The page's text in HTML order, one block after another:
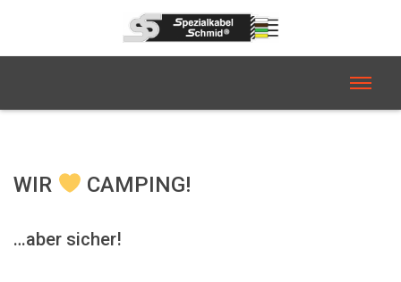
WIR CAMPING!
…aber sicher!